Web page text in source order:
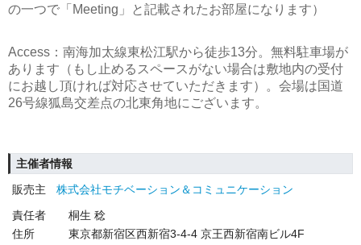
の一つで「Meeting」と記載されたお部屋になります）
Access：南海加太線東松江駅から徒歩13分。無料駐車場が
あります（もし止めるスペースがない場合は敷地内の受付
にお越し頂ければ対応させていただきます）。会場は国道
26号線狐島交差点の北東角地にございます。
主催者情報
販売主
株式会社モチベーション＆コミュニケーション
責任者
桐生 稔
住所
東京都新宿区西新宿3-4-4 京王西新宿南ビル4F